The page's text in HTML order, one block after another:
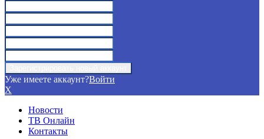
Уже имеете аккаунт?Войти
X
Новости
ТВ Онлайн
Контакты